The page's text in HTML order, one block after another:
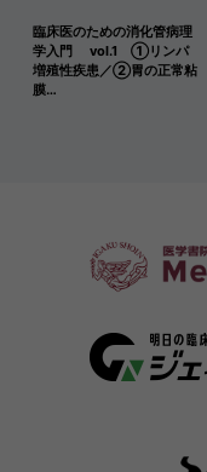
臨床医のための消化管病理
学入門 vol.1 ①リンパ
増殖性疾患／②胃の正常粘
膜…